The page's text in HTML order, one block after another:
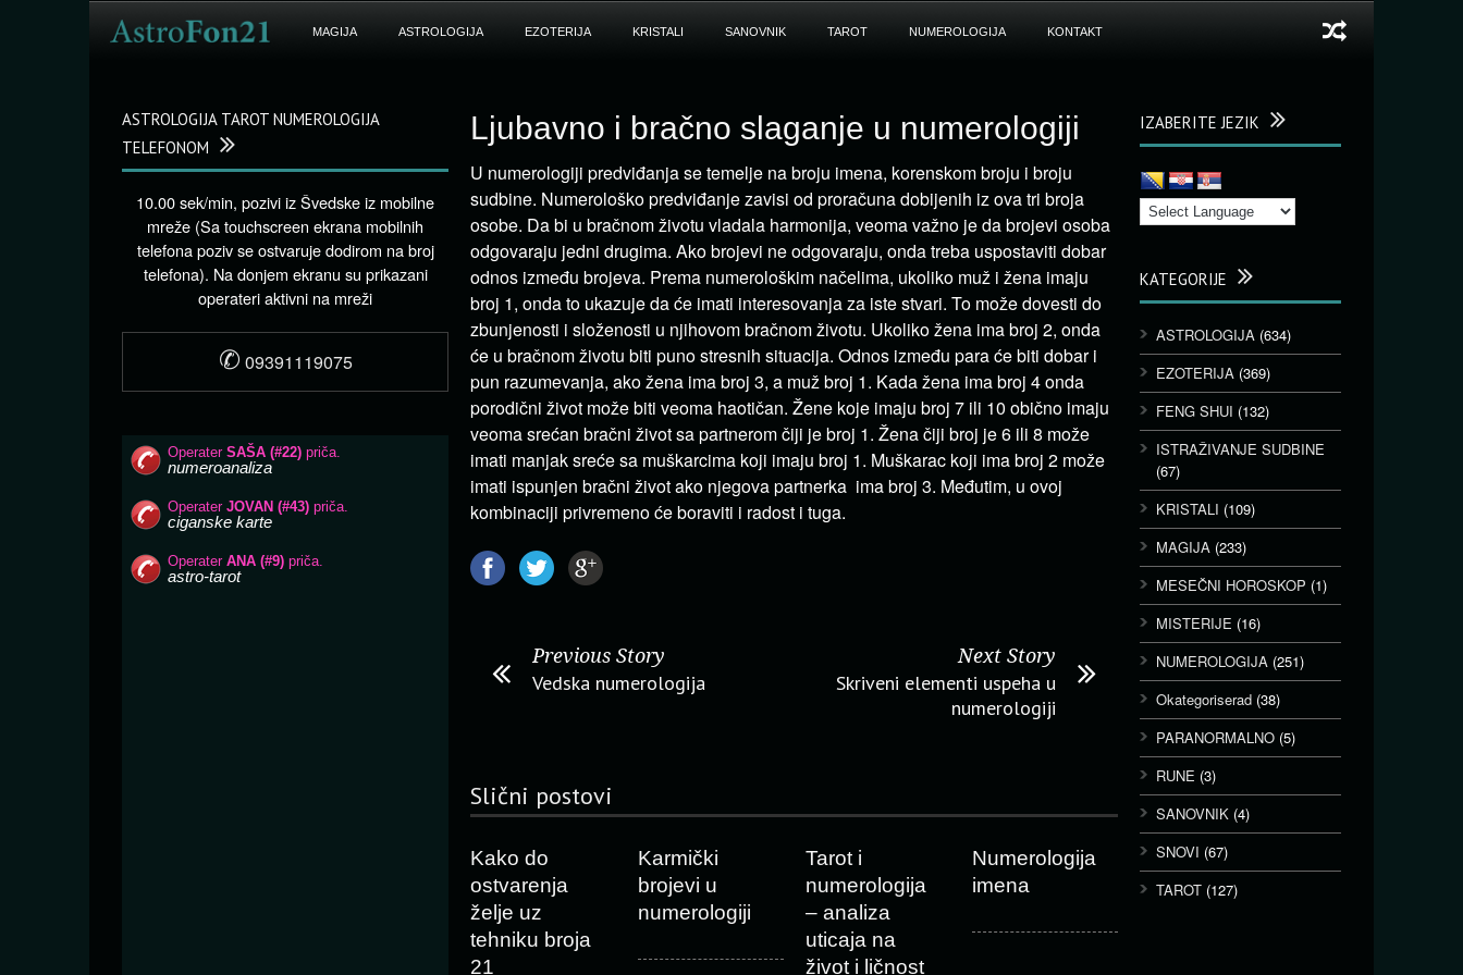
MAGIJA ASTROLOGIJA EZOTERIJA KRISTALI SANOVNIK TAROT NUMEROLOGIJA KONTAKT
Ljubavno i bračno slaganje u numerologiji
U numerologiji predviđanja se temelje na broju imena, korenskom broju i broju
sudbine. Numerološko predviđanje zavisi od proračuna dobijenih iz ova tri broja
osobe. Da bi u bračnom životu vladala harmonija, veoma važno je da brojevi osoba
odgovaraju jedni drugima. Ako brojevi ne odgovaraju, onda treba uspostaviti dobar
odnos između brojeva. Prema numerološkim načelima, ukoliko muž i žena imaju
broj 1, onda to ukazuje da će imati interesovanja za iste stvari. To može dovesti do
zbunjenosti i složenosti u njihovom bračnom životu. Ukoliko žena ima broj 2, onda
će u bračnom životu biti puno stresnih situacija. Odnos između para će biti dobar i
pun razumevanja, ako žena ima broj 3, a muž broj 1. Kada žena ima broj 4 onda
porodični život može biti veoma haotičan. Žene koje imaju broj 7 ili 10 obično imaju
veoma srećan bračni život sa partnerom čiji je broj 1. Žena čiji broj je 6 ili 8 može
imati manjak sreće sa muškarcima koji imaju broj 1. Muškarac koji ima broj 2 može
imati ispunjen bračni život ako njegova partnerka ima broj 3. Međutim, u ovoj
kombinaciji privremeno će boraviti i radost i tuga.
Previous Story
Vedska numerologija
Next Story
Skriveni elementi uspeha u
numerologiji
Slični postovi
Kako do
ostvarenja
želje uz
tehniku broja
21
Karmički
brojevi u
numerologiji
Tarot i
numerologija
– analiza
uticaja na
život i ličnost
Numerologija
imena
IZABERITE JEZIK
KATEGORIJE
ASTROLOGIJA (634)
EZOTERIJA (369)
FENG SHUI (132)
ISTRAŽIVANJE SUDBINE
(67)
KRISTALI (109)
MAGIJA (233)
MESEČNI HOROSKOP (1)
MISTERIJE (16)
NUMEROLOGIJA (251)
Okategoriserad (38)
PARANORMALNO (5)
RUNE (3)
SANOVNIK (4)
SNOVI (67)
TAROT (127)
ASTROLOGIJA TAROT NUMEROLOGIJA
TELEFONOM
10.00 sek/min, pozivi iz Švedske iz mobilne
mreže (Sa touchscreen ekrana mobilnih
telefona poziv se ostvaruje dodirom na broj
telefona). Na donjem ekranu su prikazani
operateri aktivni na mreži
✆ 09391119075